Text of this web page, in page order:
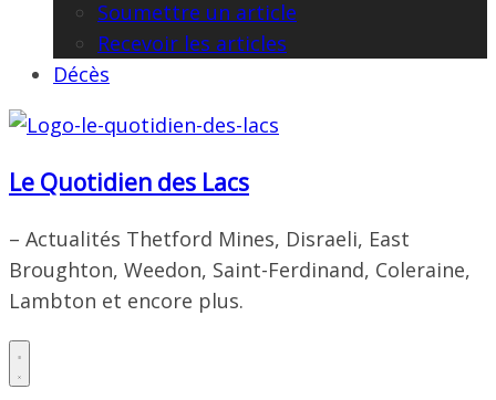
Soumettre un article
Recevoir les articles
Décès
Le Quotidien des Lacs
– Actualités Thetford Mines, Disraeli, East
Broughton, Weedon, Saint-Ferdinand, Coleraine,
Lambton et encore plus.